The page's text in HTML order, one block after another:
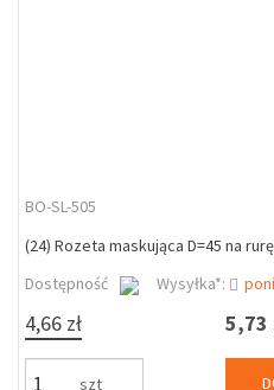
BO-SL-505
(24) Rozeta maskująca D=45 na
Dostępność
Wysyłka*:
4,66 zł
szt
5,73